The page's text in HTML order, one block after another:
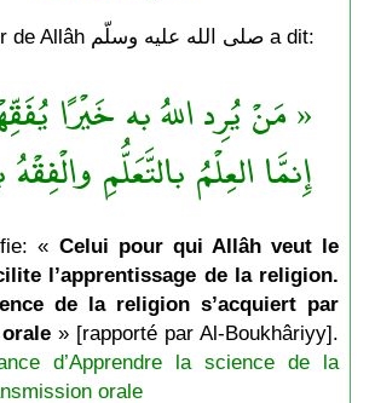
Le Messager de Allâh صلى الله عليه وسلّم a dit:
« مَنْ يُرِد اللهُ به خَيْرًا
إِنمَّا العِلْمُ بالتَّعَلُّمِ
« Celui pour qui Allâh veut le
l’apprentissage de la religion.
de la religion s’acquiert par
» [rapporté par Al-Boukhâriyy].
d’Apprendre la science de la
orale